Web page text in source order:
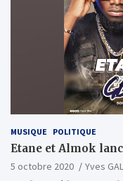
MUSIQUE POLITIQUE
Etane et Almok
5 octobre 2020
Yves